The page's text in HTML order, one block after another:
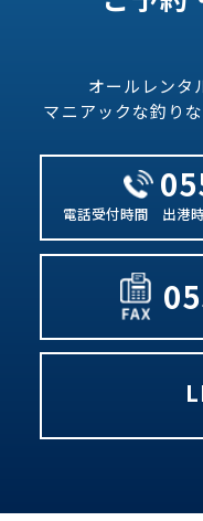
オールレンタ
マニアックな釣り
出港